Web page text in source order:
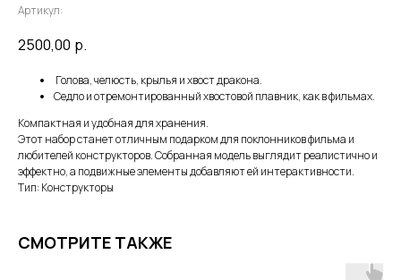
Артикул:
2500,00 р.
Голова, челюсть, крылья и хвост дракона.
Седло и отремонтированный хвостовой плавник, как в фильмах.
Компактная и удобная для хранения.
Этот набор станет отличным подарком для поклонников фильма и
любителей конструкторов. Собранная модель выглядит реалистично и
эффектно, а подвижные элементы добавляют ей интерактивности.
Тип: Конструкторы
СМОТРИТЕ ТАКЖЕ